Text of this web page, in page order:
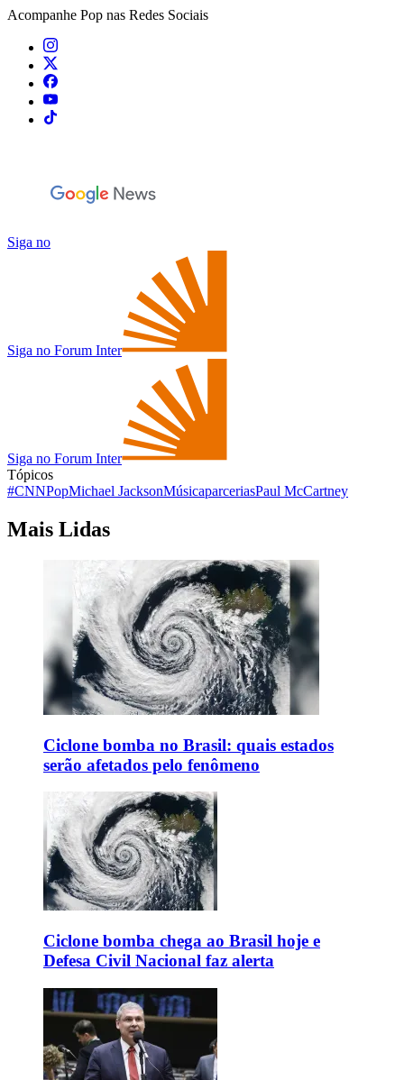
Acompanhe Pop nas Redes Sociais
Siga no
Siga no Forum Inter
Siga no Forum Inter
Tópicos
#CNNPopMichael JacksonMúsicaparceriasPaul McCartney
Mais Lidas
Ciclone bomba no Brasil: quais estados
serão afetados pelo fenômeno
Ciclone bomba chega ao Brasil hoje e
Defesa Civil Nacional faz alerta